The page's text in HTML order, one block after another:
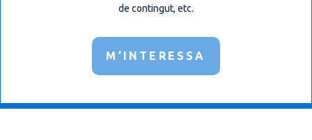
de contingut, etc.
M’INTERESSA